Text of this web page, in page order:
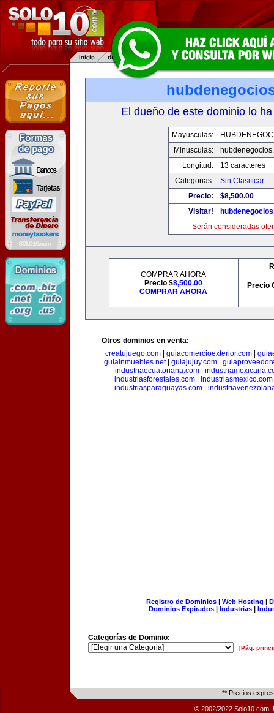
El dueño de este dominio lo
Mayusculas:
Minusculas:
Longitud:
13 caracteres
Categorias:
Sin Clasificar
Precio:
$8,500.00
Visitar!
Serán consideradas
COMPRAR AHORA
Precio $8,500.00
COMPRAR AHORA
Precio
Otros dominios en venta:
creatujuego.com| guiacomercioexterior.com|
guiainmuebles.net| guiajujuy.com|
industriaecuatoriana.com|
industriasforestales.com
industriasmexico.com
industriasparaguayas.com
Registro de Dominios| Web Hosting |
Dominios Expirados | Industrias |
Categorías de Dominio:
[Pág.
** Precios
© 2002/2022 Solo10.com